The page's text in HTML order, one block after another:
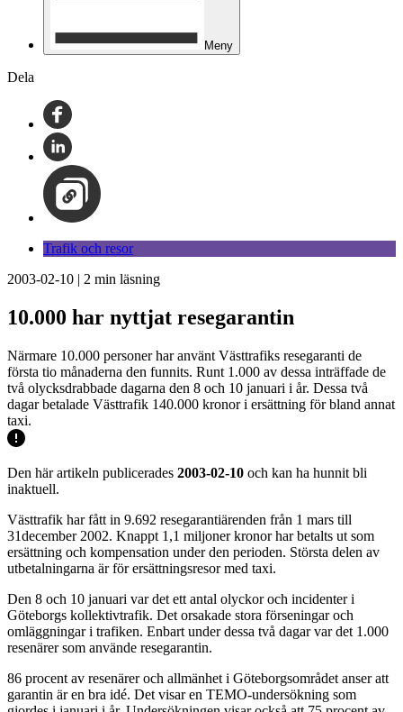
Meny
Dela
Trafik och resor
2003-02-10 | 2 min läsning
10.000 har nyttjat resegarantin
Närmare 10.000 personer har använt Västtrafiks resegaranti de
första tio månaderna den funnits. Runt 1.000 av dessa inträffade de
två olycksdrabbade dagarna den 8 och 10 januari i år. Dessa två
dagar betalade Västtrafik 140.000 kronor i ersättning för bland annat
taxi.
Den här artikeln publicerades 2003-02-10 och kan ha hunnit bli
inaktuell.
Västtrafik har fått in 9.692 resegarantiärenden från 1 mars till
31december 2002. Knappt 1,1 miljoner kronor har betalts ut som
ersättning och kompensation under den perioden. Största delen av
utbetalningarna är för ersättningsresor med taxi.
Den 8 och 10 januari var det ett antal olyckor och incidenter i
Göteborgs kollektivtrafik. Det orsakade stora förseningar och
omläggningar i trafiken. Enbart under dessa två dagar var det 1.000
resenärer som använde resegarantin.
86 procent av resenärer och allmänhet i Göteborgsområdet anser att
garantin är en bra idé. Det visar en TEMO-undersökning som